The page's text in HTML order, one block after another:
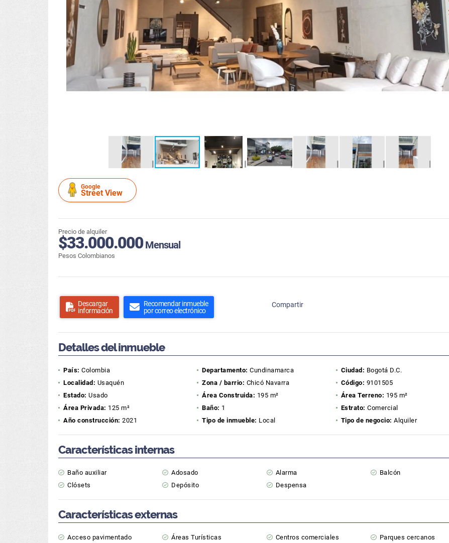
Google
Street View
Precio de alquiler
$33.000.000Mensual
Pesos Colombianos
Descargar
información
Recomendar inmueble
por correo electrónico
Compartir
Detalles del inmueble
País: Colombia Departamento: Cundinamarca Ciudad: Bogotá D.C.
Localidad: Usaquén Zona / barrio: Chicó Navarra Código: 9101505
Estado: Usado Área Construida: 195 m² Área Terreno: 195 m²
Área Privada: 125 m² Baño: 1 Estrato: Comercial
Año construcción: 2021 Tipo de inmueble: Local Tipo de negocio: Alquiler
Características internas
Baño auxiliar Adosado Alarma
Balcón
Clósets
Depósito Despensa
Características externas
Acceso pavimentado Áreas Turísticas Centros comerciales
Parques cercanos